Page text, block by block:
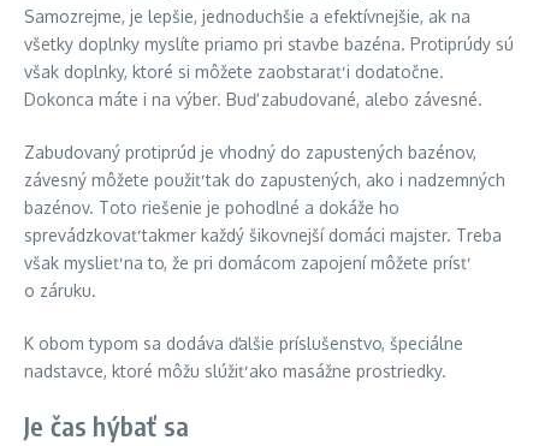
Samozrejme, je lepšie, jednoduchšie a efektívnejšie, ak na
všetky doplnky myslíte priamo pri stavbe bazéna. Protiprúdy sú
však doplnky, ktoré si môžete zaobstarať i dodatočne.
Dokonca máte i na výber. Buď zabudované, alebo závesné.
Zabudovaný protiprúd je vhodný do zapustených bazénov,
závesný môžete použiť tak do zapustených, ako i nadzemných
bazénov. Toto riešenie je pohodlné a dokáže ho
sprevádzkovať takmer každý šikovnejší domáci majster. Treba
však myslieť na to, že pri domácom zapojení môžete prísť
o záruku.
K obom typom sa dodáva ďalšie príslušenstvo, špeciálne
nadstavce, ktoré môžu slúžiť ako masážne prostriedky.
Je čas hýbať sa